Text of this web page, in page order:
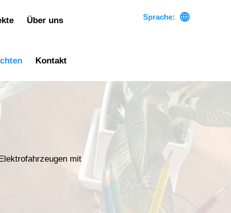
Über uns
Kontakt
Sprache: 
mit